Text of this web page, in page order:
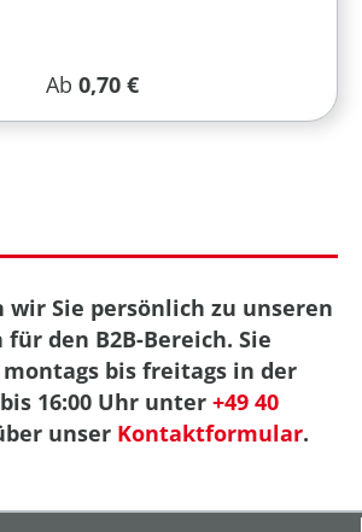
Regulärer Preis:
Ab 0,70 €
wir Sie persönlich zu unseren
den B2B-Bereich. Sie
bis freitags in der
16:00 Uhr unter +49 40
unser Kontaktformular.